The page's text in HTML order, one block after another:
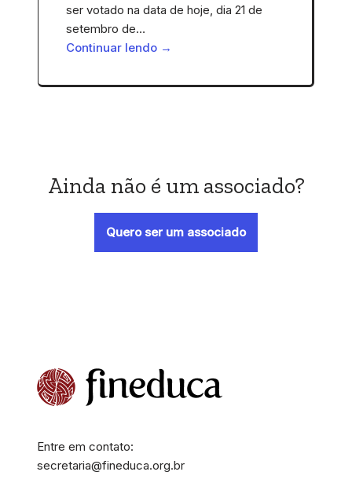
ser votado na data de hoje, dia 21 de
setembro de…
Continuar lendo →
Ainda não é um associado?
Quero ser um associado
Entre em contato:
secretaria@fineduca.org.br